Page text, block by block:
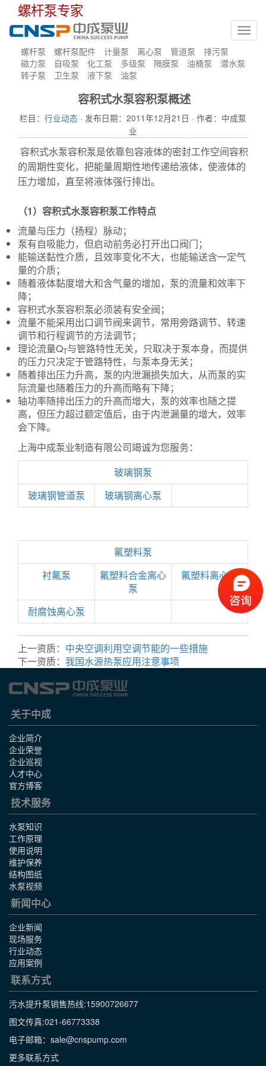
螺杆泵专家
螺杆泵 螺杆泵配件 计量泵 离心泵 管道泵
排污泵
磁力泵
自吸泵 化工泵 多级泵 隔膜泵 油桶泵
潜水泵
转子泵
卫生泵 液下泵 油泵
容积式水泵容积泵概述
栏目： 行业动态 · 发布日期：2011年12月21日 · 作者：中成泵
业
容积式水泵容积泵是依靠包容液体的密封工作空间容积
的周期性变化，把能量周期性地传递给液体，使液体的
压力增加，直至将液体强行排出。
（1） 容积式水泵容积泵工作特点
流量与压力（扬程）脉动；
泵有自吸能力，但启动前务必打开出口阀门；
能输送黏性介质，且效率变化不大，也能输送含一定气
量的介质；
随着液体黏度增大和含气量的增加，泵的流量和效率下
降；
容积式水泵容积泵必须装有安全阀；
流量不能采用出口调节阀来调节，常用旁路调节、转速
调节和行程调节的方法调节；
理论流量QT与管路特性无关，只取决于泵本身，而提供
的压力只决定于管路特性，与泵本身无关；
随着排出压力升高，泵的内泄漏损失加大，从而泵的实
际流量也随着压力的升高而略有下降；
轴功率随排出压力的升高而增大，泵的效率也随之提
高，但压力超过额定值后，由于内泄漏量的增大，效率
会下降。
上海中成泵业制造有限公司竭诚为您服务：
玻璃钢泵
玻璃钢管道泵
玻璃钢离心泵
氟塑料泵
衬氟泵
氟塑料合金离心
泵
氟塑料离心泵
耐腐蚀离心泵
上一资质： 中央空调利用空调节能的一些措施
下一资质： 我国水源热泵应用注意事项
关于中成
企业简介
企业荣誉
企业巡视
人才中心
官方博客
技术服务
水泵知识
工作原理
使用说明
维护保养
结构图纸
水泵视频
新闻中心
企业新闻
现场服务
行业动态
应用案例
联系方式
污水提升泵销售热线:15900726677
图文传真:021-66773338
电子邮箱：sale@cnspump.com
更多联系方式